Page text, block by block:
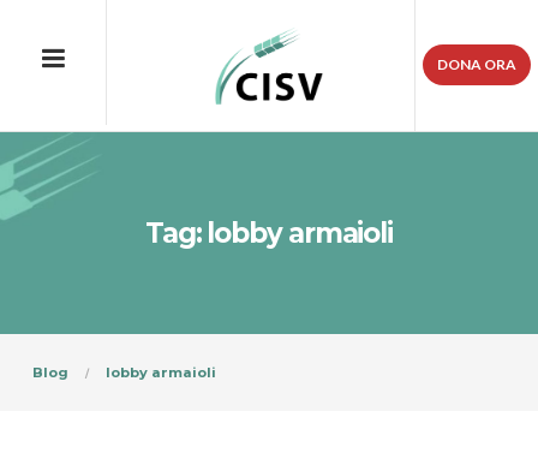
DONA ORA
Tag: lobby armaioli
Blog lobby armaioli